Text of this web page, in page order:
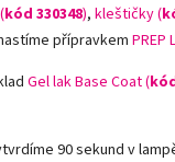
kód 330348), kleštičky (
přípravkem PREP
Gel lak Base Coat (
90 sekund v